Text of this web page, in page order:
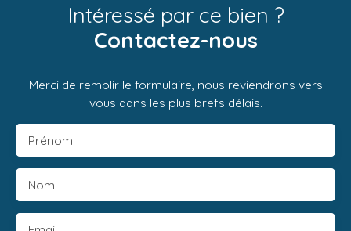
Intéressé par ce bien ?
Contactez-nous
Merci de remplir le formulaire, nous reviendrons vers
vous dans les plus brefs délais.
Prénom
Nom